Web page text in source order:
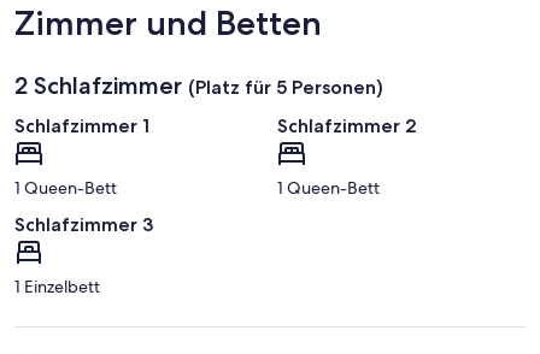
Zimmer und Betten
2 Schlafzimmer (Platz für 5 Personen)
Schlafzimmer 1
1 Queen-Bett
Schlafzimmer 2
1 Queen-Bett
Schlafzimmer 3
1 Einzelbett